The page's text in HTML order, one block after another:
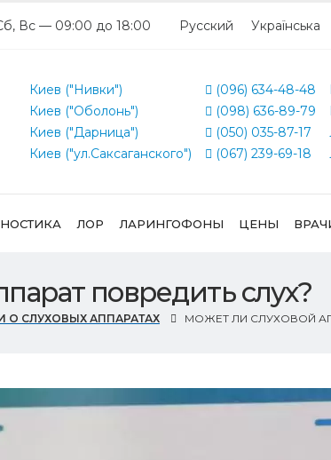
Вс — 09:00 до 18:00 Русский Українська
Киев ("Нивки")
Киев ("Оболонь")
Киев ("Дарница")
Киев ("ул.Саксаганского")
(096) 634-48-48
(098) 636-89-79
(050) 035-87-17
(067) 239-69-18
ЛОР ЛАРИНГОФОНЫ ЦЕНЫ
повредить слух?
О СЛУХОВЫХ АППАРАТАХ МОЖЕТ ЛИ СЛУХОВОЙ